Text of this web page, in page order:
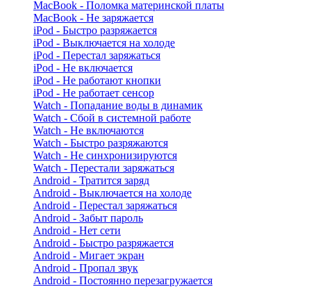
MacBook - Поломка материнской платы
MacBook - Не заряжается
iPod - Быстро разряжается
iPod - Выключается на холоде
iPod - Перестал заряжаться
iPod - Не включается
iPod - Не работают кнопки
iPod - Не работает сенсор
Watch - Попадание воды в динамик
Watch - Сбой в системной работе
Watch - Не включаются
Watch - Быстро разряжаются
Watch - Не синхронизируются
Watch - Перестали заряжаться
Android - Тратится заряд
Android - Выключается на холоде
Android - Перестал заряжаться
Android - Забыт пароль
Android - Нет сети
Android - Быстро разряжается
Android - Мигает экран
Android - Пропал звук
Android - Постоянно перезагружается